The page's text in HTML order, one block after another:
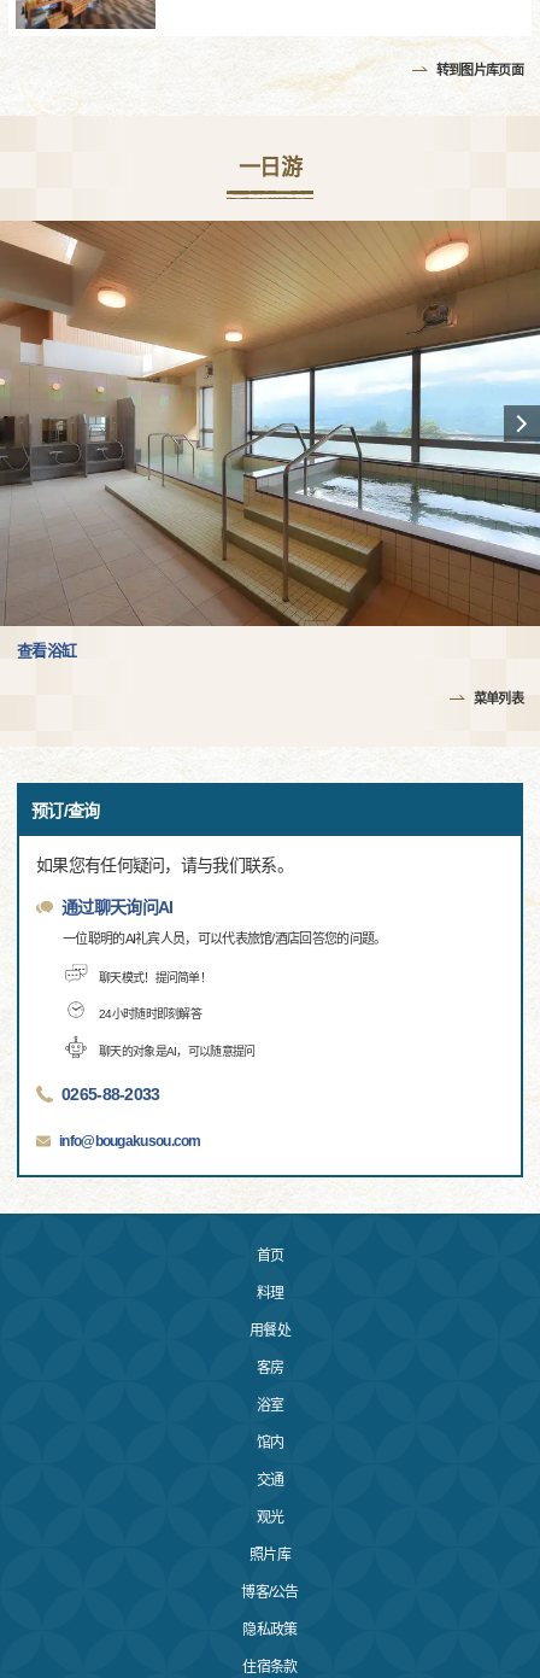
转到图片库页面
一日游
查看浴缸
菜单列表
预订/查询
如果您有任何疑问，请与我们联系。
通过聊天询问AI
一位聪明的AI礼宾人员，可以代表旅馆/酒店回答您的问题。
聊天模式！提问简单！
24小时随时即刻解答
聊天的对象是AI，可以随意提问
0265-88-2033
info@bougakusou.com
首页
料理
用餐处
客房
浴室
馆内
交通
观光
照片库
博客/公告
隐私政策
住宿条款